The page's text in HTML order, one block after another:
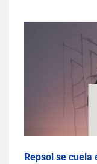
Repsol se cuela